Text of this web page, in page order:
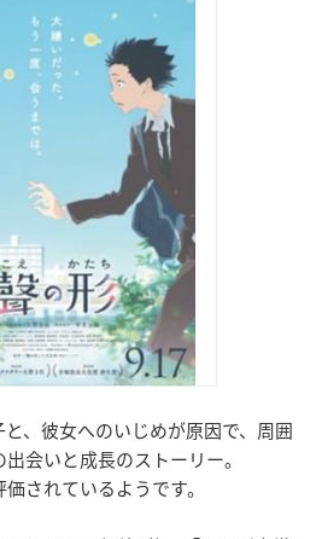
、彼女へのいじめが原因で、周囲
会いと成長のストーリー。
されているようです。